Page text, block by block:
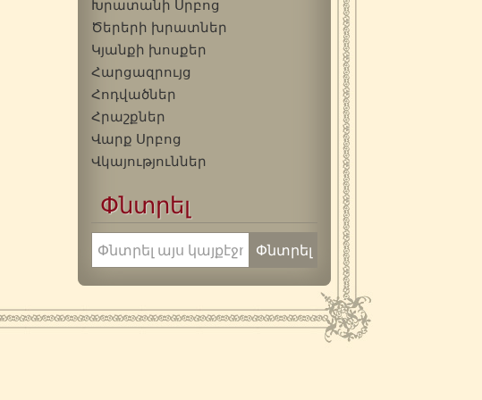
Խրատանի Սրբոց
Ծերերի խրատներ
Կյանքի խոսքեր
Հարցազրույց
Հոդվածներ
Հրաշքներ
Վարք Սրբոց
Վկայություններ
Փնտրել